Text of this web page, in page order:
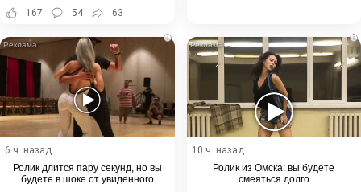
167 54 63
i
6 ч. назад
Ролик длится пару секунд, но вы
будете в шоке от увиденного
i
10 ч. назад
Ролик из Омска: вы будете
смеяться долго